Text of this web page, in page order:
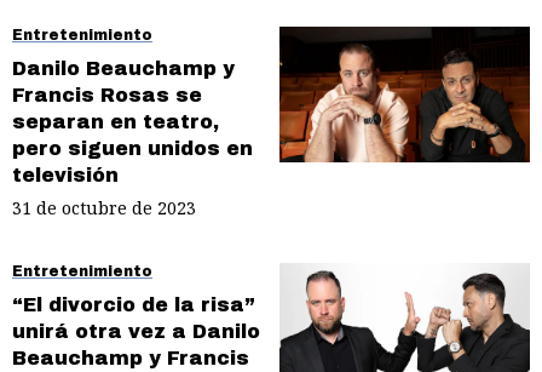
Entretenimiento
Danilo Beauchamp y
Francis Rosas se
separan en teatro,
pero siguen unidos en
televisión
31 de octubre de 2023
Entretenimiento
“El divorcio de la risa”
unirá otra vez a Danilo
Beauchamp y Francis